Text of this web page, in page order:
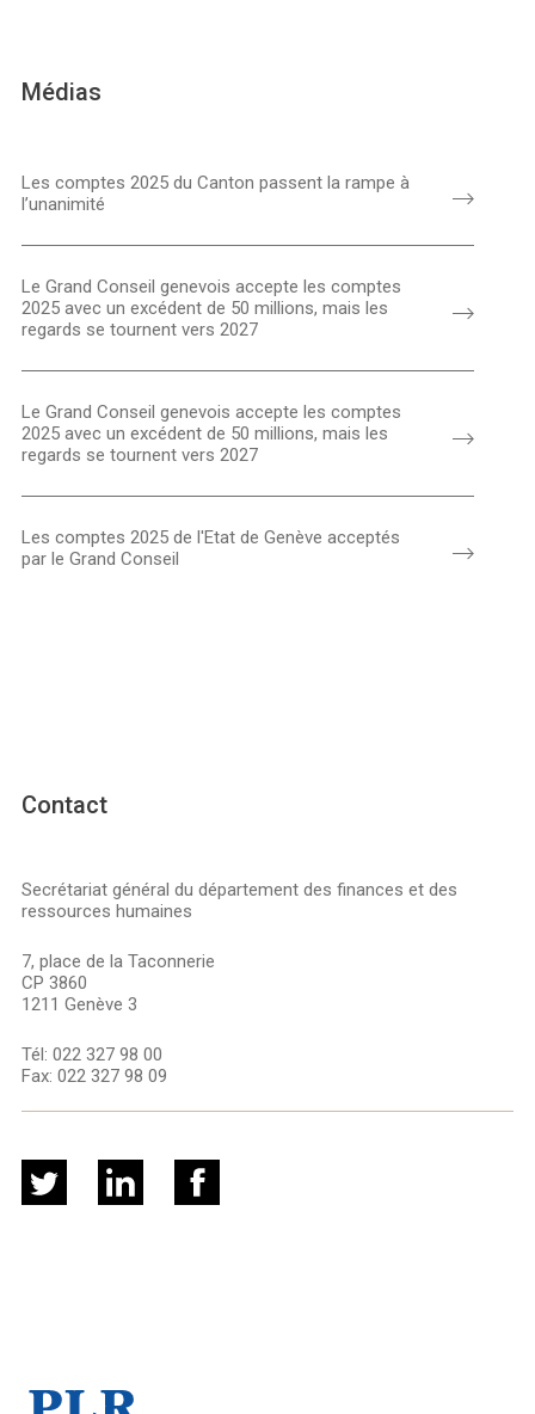
Médias
Les comptes 2025 du Canton passent la rampe à
l’unanimité
Le Grand Conseil genevois accepte les comptes
2025 avec un excédent de 50 millions, mais les
regards se tournent vers 2027
Le Grand Conseil genevois accepte les comptes
2025 avec un excédent de 50 millions, mais les
regards se tournent vers 2027
Les comptes 2025 de l'Etat de Genève acceptés
par le Grand Conseil
Contact
Secrétariat général du département des finances et des
ressources humaines
7, place de la Taconnerie
CP 3860
1211 Genève 3
Tél: 022 327 98 00
Fax: 022 327 98 09